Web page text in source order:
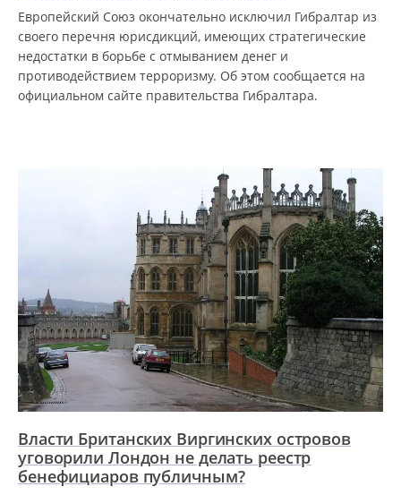
Европейский Союз окончательно исключил Гибралтар из
своего перечня юрисдикций, имеющих стратегические
недостатки в борьбе с отмыванием денег и
противодействием терроризму. Об этом сообщается на
официальном сайте правительства Гибралтара.
Власти Британских Виргинских островов
уговорили Лондон не делать реестр
бенефициаров публичным?